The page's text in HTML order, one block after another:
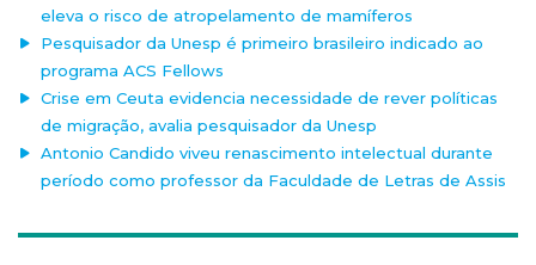
eleva o risco de atropelamento de mamíferos
Pesquisador da Unesp é primeiro brasileiro indicado ao
programa ACS Fellows
Crise em Ceuta evidencia necessidade de rever políticas
de migração, avalia pesquisador da Unesp
Antonio Candido viveu renascimento intelectual durante
período como professor da Faculdade de Letras de Assis